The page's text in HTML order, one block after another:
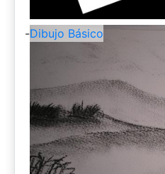
-Dibujo Básico